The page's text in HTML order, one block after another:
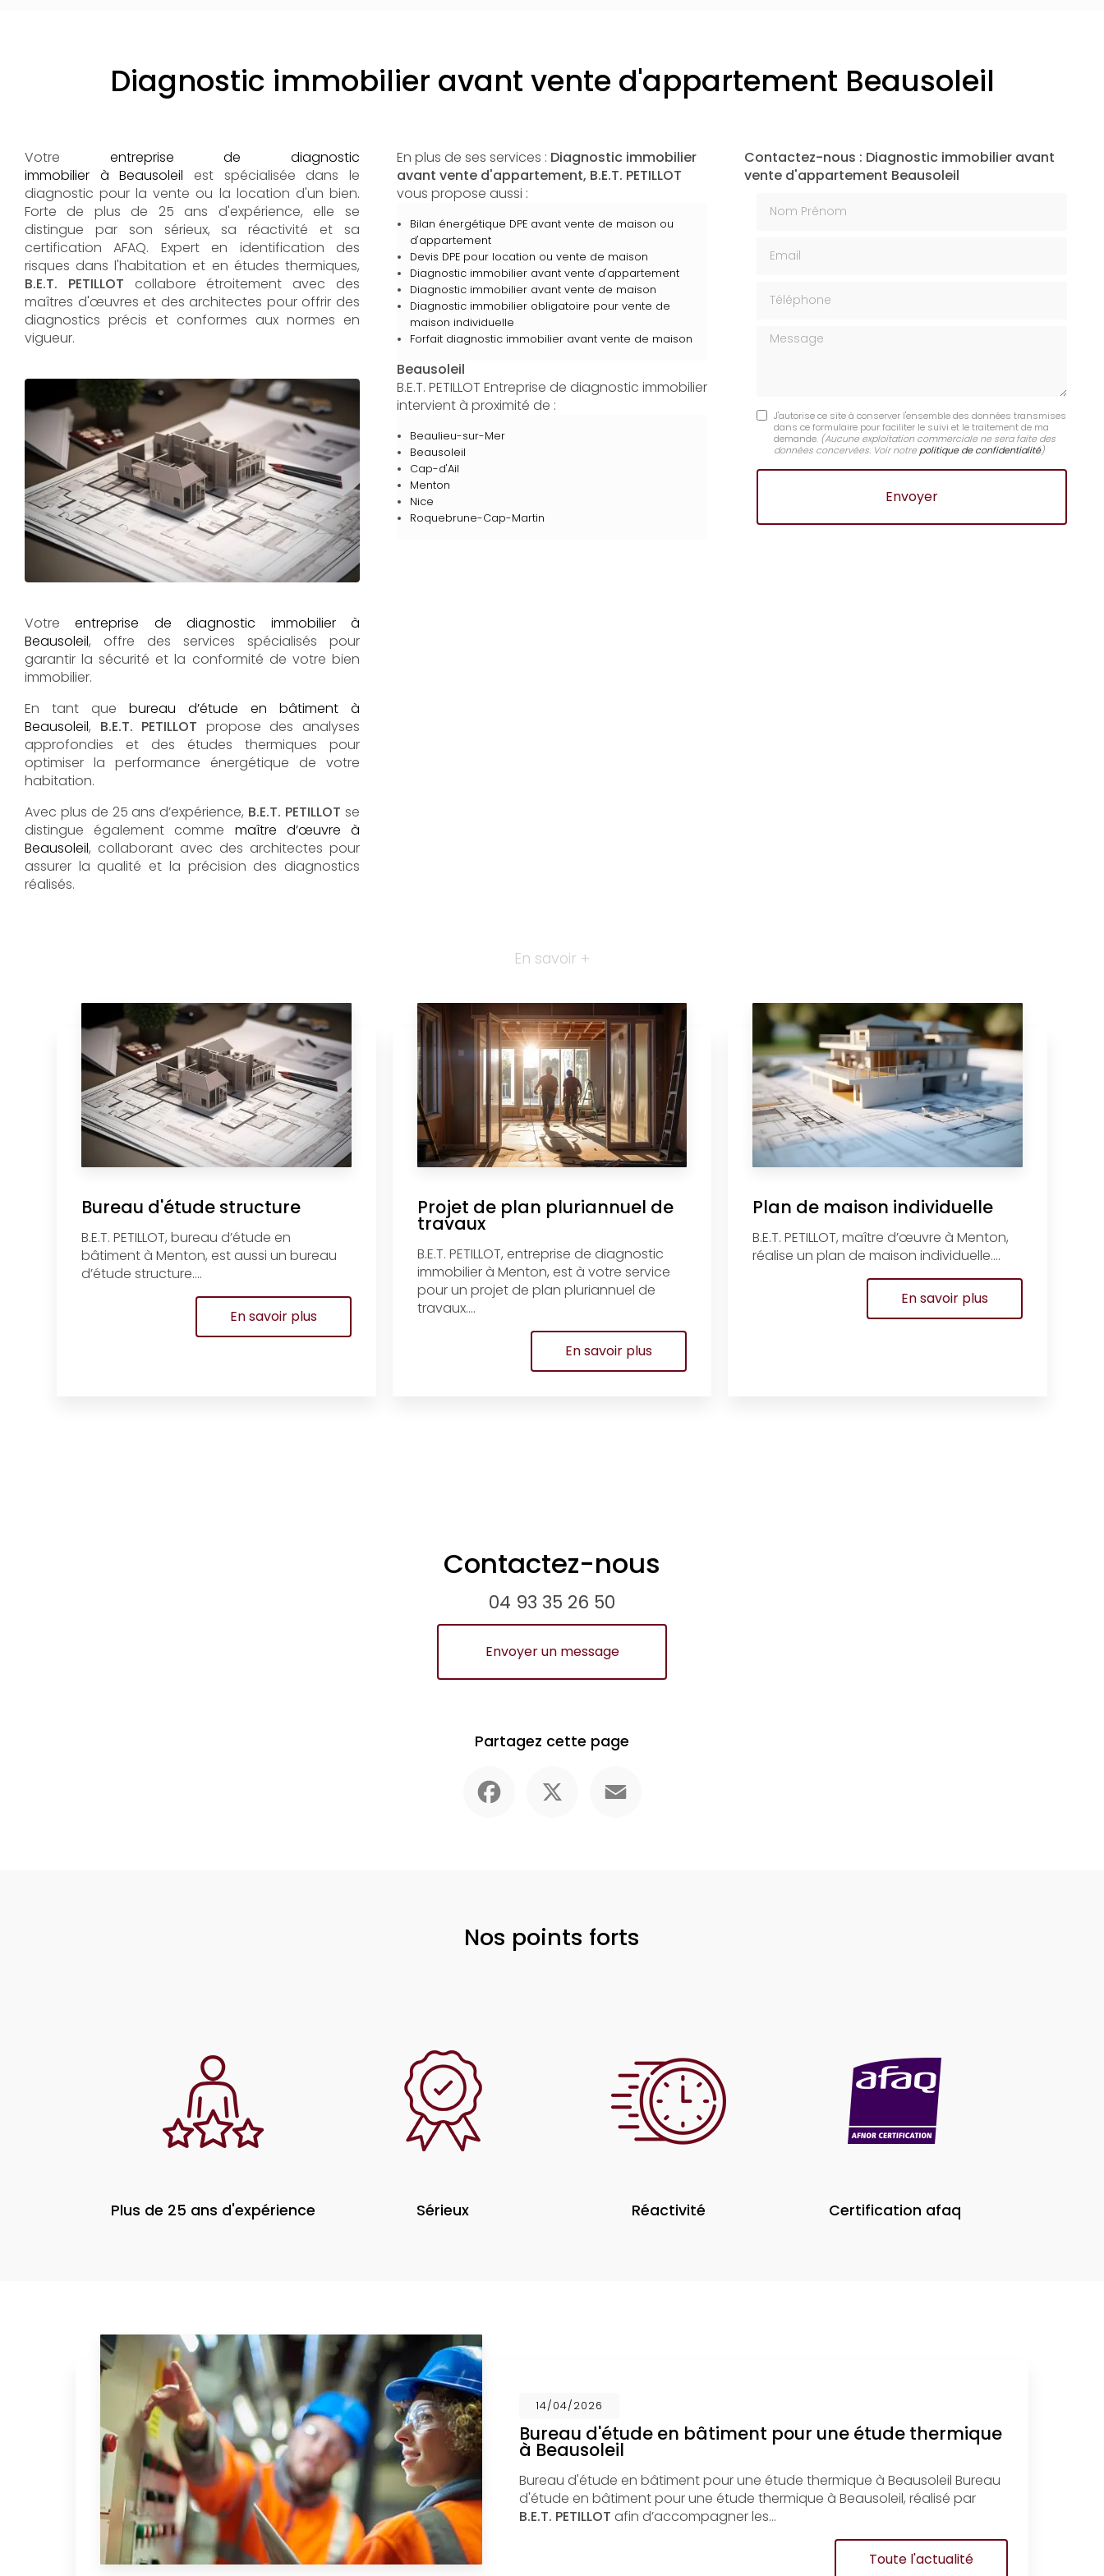
Diagnostic immobilier avant vente d'appartement Beausoleil
Votre entreprise de diagnostic
immobilier à Beausoleil est spécialisée dans le
diagnostic pour la vente ou la location d'un bien.
Forte de plus de 25 ans d'expérience, elle se
distingue par son sérieux, sa réactivité et sa
certification AFAQ. Expert en identification des
risques dans l'habitation et en études thermiques,
B.E.T. PETILLOT collabore étroitement avec des
maîtres d'œuvres et des architectes pour offrir des
diagnostics précis et conformes aux normes en
vigueur.
Votreentreprise de diagnostic immobilier à
Beausoleil, offre des services spécialisés pour
garantir la sécurité et la conformité de votre bien
immobilier.
En tant que bureau d’étude en bâtiment à
Beausoleil, B.E.T. PETILLOT propose des analyses
approfondies et des études thermiques pour
optimiser la performance énergétique de votre
habitation.
Avec plus de 25 ans d’expérience, B.E.T. PETILLOT se
distingue également comme maître d’œuvre à
Beausoleil, collaborant avec des architectes pour
assurer la qualité et la précision des diagnostics
réalisés.
En plus de ses services : Diagnostic immobilier
avant vente d'appartement, B.E.T. PETILLOT
vous propose aussi :
Bilan énergétique DPE avant vente de maison ou
d'appartement
Devis DPE pour location ou vente de maison
Diagnostic immobilier avant vente d'appartement
Diagnostic immobilier avant vente de maison
Diagnostic immobilier obligatoire pour vente de
maison individuelle
Forfait diagnostic immobilier avant vente de maison
Beausoleil
B.E.T. PETILLOT Entreprise de diagnostic immobilier
intervient à proximité de :
Beaulieu-sur-Mer
Beausoleil
Cap-d'Ail
Menton
Nice
Roquebrune-Cap-Martin
Contactez-nous : Diagnostic immobilier avant
vente d'appartement Beausoleil
Message
J'autorise ce site à conserver l'ensemble des données transmises
dans ce formulaire pour faciliter le suivi et le traitement de ma
demande. (Aucune exploitation commerciale ne sera faite des
données concervées. Voir notre politique de confidentialité)
En savoir +
Bureau d'étude structure
B.E.T. PETILLOT, bureau d’étude en
bâtiment à Menton, est aussi un bureau
d’étude structure....
En savoir plus
Projet de plan pluriannuel de
travaux
B.E.T. PETILLOT, entreprise de diagnostic
immobilier à Menton, est à votre service
pour un projet de plan pluriannuel de
travaux....
En savoir plus
Plan de maison individuelle
B.E.T. PETILLOT, maître d’œuvre à Menton,
réalise un plan de maison individuelle....
En savoir plus
Contactez-nous
04 93 35 26 50
Envoyer un message
Partagez cette page
Nos points forts
Plus de 25 ans d'expérience Sérieux Réactivité Certification afaq
14/04/2026
Bureau d'étude en bâtiment pour une étude thermique
à Beausoleil
Bureau d'étude en bâtiment pour une étude thermique à Beausoleil Bureau
d'étude en bâtiment pour une étude thermique à Beausoleil, réalisé par
B.E.T. PETILLOT afin d’accompagner les…
Toute l'actualité